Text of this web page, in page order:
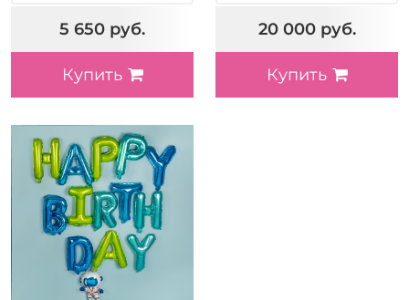
5 650 руб.
Купить
20 000 руб.
Купить